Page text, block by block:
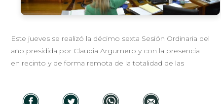
Este jueves se realizó la décimo sexta Sesión Ordinaria del
año presidida por Claudia Argumero y con la presencia
en recinto y de forma remota de la totalidad de las